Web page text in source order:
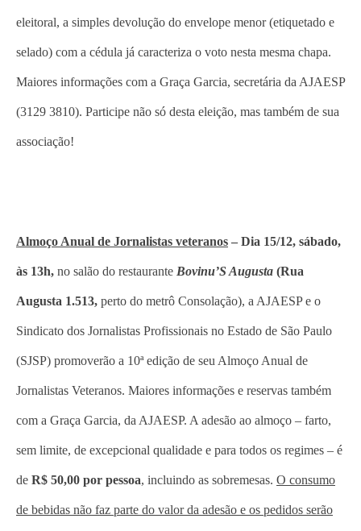
eleitoral, a simples devolução do envelope menor (etiquetado e
selado) com a cédula já caracteriza o voto nesta mesma chapa.
Maiores informações com a Graça Garcia, secretária da AJAESP
(3129 3810). Participe não só desta eleição, mas também de sua
associação!
Almoço Anual de Jornalistas veteranos – Dia 15/12, sábado,
às 13h, no salão do restaurante Bovinu’S Augusta (Rua
Augusta 1.513, perto do metrô Consolação), a AJAESP e o
Sindicato dos Jornalistas Profissionais no Estado de São Paulo
(SJSP) promoverão a 10ª edição de seu Almoço Anual de
Jornalistas Veteranos. Maiores informações e reservas também
com a Graça Garcia, da AJAESP. A adesão ao almoço – farto,
sem limite, de excepcional qualidade e para todos os regimes – é
de R$ 50,00 por pessoa, incluindo as sobremesas. O consumo
de bebidas não faz parte do valor da adesão e os pedidos serão